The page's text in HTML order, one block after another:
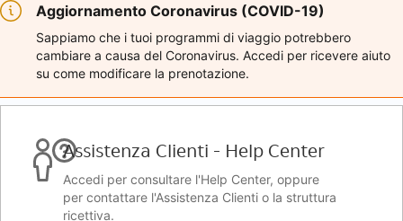
Aggiornamento Coronavirus (COVID-19)
Sappiamo che i tuoi programmi di viaggio potrebbero
cambiare a causa del Coronavirus. Accedi per ricevere aiuto
su come modificare la prenotazione.
Assistenza Clienti - Help Center
Accedi per consultare l'Help Center, oppure
per contattare l'Assistenza Clienti o la struttura
ricettiva.